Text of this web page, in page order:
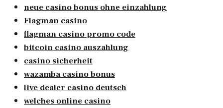
neue casino bonus ohne einzahlung
Flagman casino
flagman casino promo code
bitcoin casino auszahlung
casino sicherheit
wazamba casino bonus
live dealer casino deutsch
welches online casino